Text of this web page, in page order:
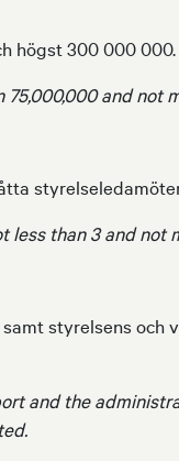
högst 300 000 000.
and not
than 3 and
styrelsens
and the